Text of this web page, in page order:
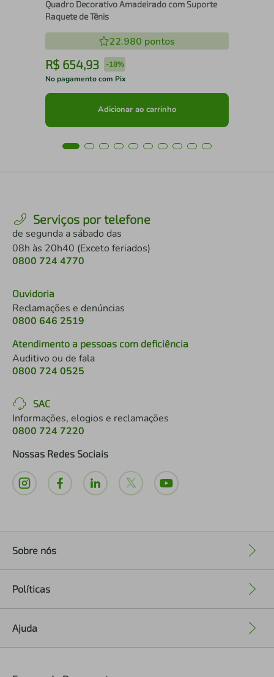
Quadro Decorativo Amadeirado com Suporte
Raquete de Tênis
22.980 pontos
R$ 654,93 -18%
No pagamento com Pix
Adicionar ao carrinho
Serviços por telefone
de segunda a sábado das
08h às 20h40 (Exceto feriados)
0800 724 4770
Ouvidoria
Reclamações e denúncias
0800 646 2519
Atendimento a pessoas com deficiência
Auditivo ou de fala
0800 724 0525
SAC
Informações, elogios e reclamações
0800 724 7220
Nossas Redes Sociais
Sobre nós
Políticas
Ajuda